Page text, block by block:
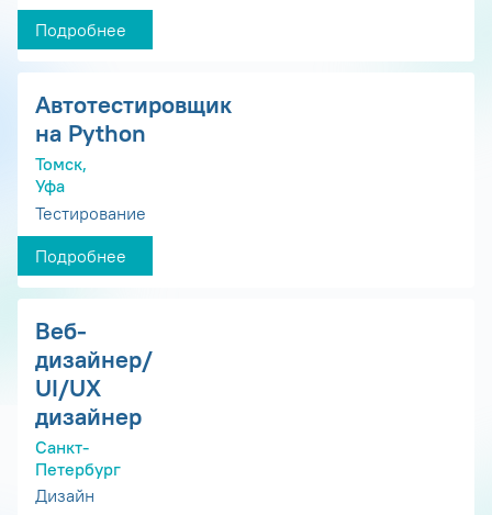
Подробнее
Автотестировщик
на Python
Томск,
Уфа
Тестирование
Подробнее
Веб-
дизайнер/
UI/UX
дизайнер
Санкт-
Петербург
Дизайн